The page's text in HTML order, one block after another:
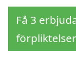
Få 3
förpliktelser